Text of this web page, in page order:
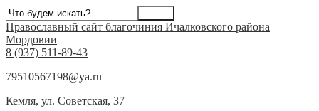
Православный сайт благочиния Ичалковского района
Мордовии
8 (937) 511-89-43
79510567198@ya.ru
Кемля, ул. Советская, 37